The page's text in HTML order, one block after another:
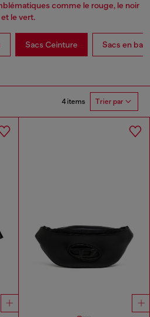
comme le rouge, le noir
et le vert.
Sacs Ceinture Sacs en
4 items Trier par